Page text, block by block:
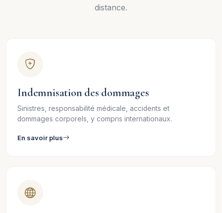
distance.
Indemnisation des dommages
Sinistres, responsabilité médicale, accidents et
dommages corporels, y compris internationaux.
En savoir plus